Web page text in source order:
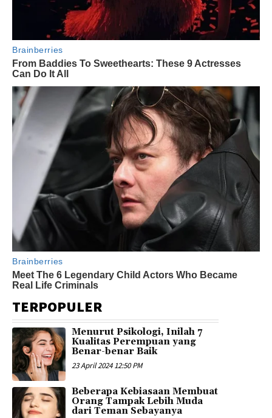
TERPOPULER
Menurut Psikologi, Inilah 7
Kualitas Perempuan yang
Benar-benar Baik
23 April 2024 12:50 PM
Beberapa Kebiasaan Membuat
Orang Tampak Lebih Muda
dari Teman Sebayanya